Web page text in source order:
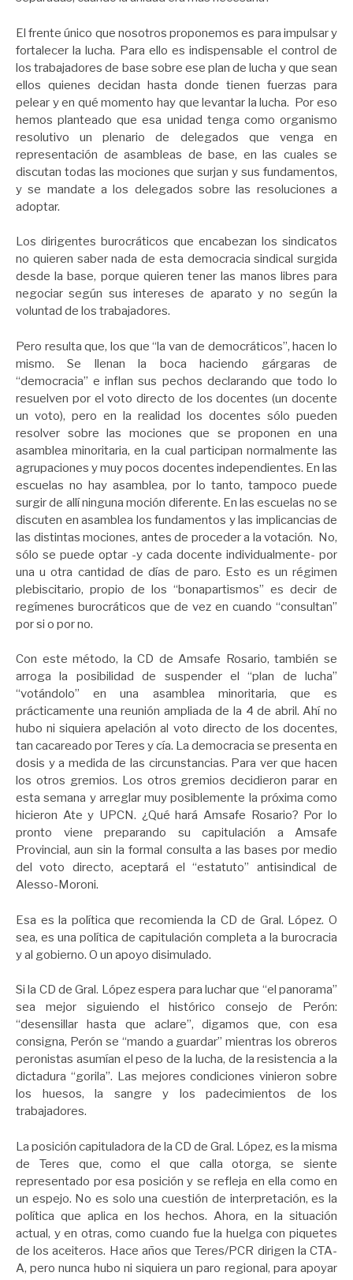
El frente único que nosotros proponemos es para impulsar y
fortalecer la lucha. Para ello es indispensable el control de
los trabajadores de base sobre ese plan de lucha y que sean
ellos quienes decidan hasta donde tienen fuerzas para
pelear y en qué momento hay que levantar la lucha. Por eso
hemos planteado que esa unidad tenga como organismo
resolutivo un plenario de delegados que venga en
representación de asambleas de base, en las cuales se
discutan todas las mociones que surjan y sus fundamentos,
y se mandate a los delegados sobre las resoluciones a
adoptar.
Los dirigentes burocráticos que encabezan los sindicatos
no quieren saber nada de esta democracia sindical surgida
desde la base, porque quieren tener las manos libres para
negociar según sus intereses de aparato y no según la
voluntad de los trabajadores.
Pero resulta que, los que “la van de democráticos”, hacen lo
mismo. Se llenan la boca haciendo gárgaras de
“democracia” e inflan sus pechos declarando que todo lo
resuelven por el voto directo de los docentes (un docente
un voto), pero en la realidad los docentes sólo pueden
resolver sobre las mociones que se proponen en una
asamblea minoritaria, en la cual participan normalmente las
agrupaciones y muy pocos docentes independientes. En las
escuelas no hay asamblea, por lo tanto, tampoco puede
surgir de allí ninguna moción diferente. En las escuelas no se
discuten en asamblea los fundamentos y las implicancias de
las distintas mociones, antes de proceder a la votación. No,
sólo se puede optar -y cada docente individualmente- por
una u otra cantidad de días de paro. Esto es un régimen
plebiscitario, propio de los “bonapartismos” es decir de
regímenes burocráticos que de vez en cuando “consultan”
por si o por no.
Con este método, la CD de Amsafe Rosario, también se
arroga la posibilidad de suspender el “plan de lucha”
“votándolo” en una asamblea minoritaria, que es
prácticamente una reunión ampliada de la 4 de abril. Ahí no
hubo ni siquiera apelación al voto directo de los docentes,
tan cacareado por Teres y cía. La democracia se presenta en
dosis y a medida de las circunstancias. Para ver que hacen
los otros gremios. Los otros gremios decidieron parar en
esta semana y arreglar muy posiblemente la próxima como
hicieron Ate y UPCN. ¿Qué hará Amsafe Rosario? Por lo
pronto viene preparando su capitulación a Amsafe
Provincial, aun sin la formal consulta a las bases por medio
del voto directo, aceptará el “estatuto” antisindical de
Alesso-Moroni.
Esa es la política que recomienda la CD de Gral. López. O
sea, es una política de capitulación completa a la burocracia
y al gobierno. O un apoyo disimulado.
Si la CD de Gral. López espera para luchar que “el panorama”
sea mejor siguiendo el histórico consejo de Perón:
“desensillar hasta que aclare”, digamos que, con esa
consigna, Perón se “mando a guardar” mientras los obreros
peronistas asumían el peso de la lucha, de la resistencia a la
dictadura “gorila”. Las mejores condiciones vinieron sobre
los huesos, la sangre y los padecimientos de los
trabajadores.
La posición capituladora de la CD de Gral. López, es la misma
de Teres que, como el que calla otorga, se siente
representado por esa posición y se refleja en ella como en
un espejo. No es solo una cuestión de interpretación, es la
política que aplica en los hechos. Ahora, en la situación
actual, y en otras, como cuando fue la huelga con piquetes
de los aceiteros. Hace años que Teres/PCR dirigen la CTA-
A, pero nunca hubo ni siquiera un paro regional, para apoyar